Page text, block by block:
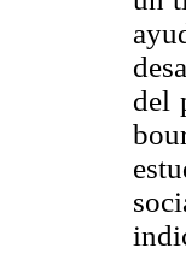
del